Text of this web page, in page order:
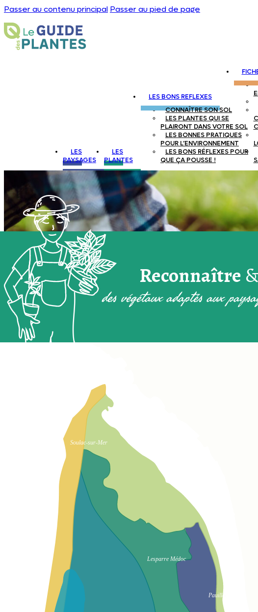
Passer au contenu principal Passer au pied de page
LES
PAYSAGES
LES
PLANTES
LES BONS REFLEXES
CONNAÎTRE SON SOL
LES PLANTES QUI SE
PLAIRONT DANS VOTRE SOL
LES BONNES PRATIQUES
POUR L’ENVIRONNEMENT
LES BONS RÉFLEXES POUR
QUE ÇA POUSSE !
Reconnaître
des végétaux adaptés aux
Pauillac
Lesparre Médoc
Soulac-sur-Mer